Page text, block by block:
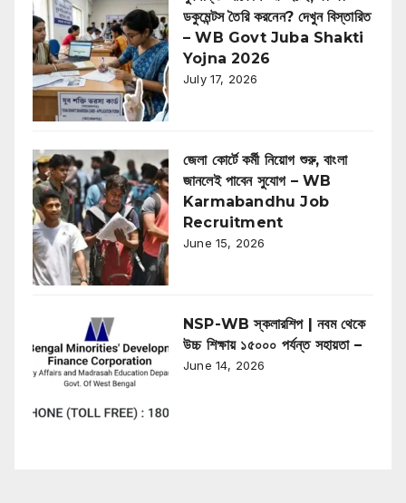
ডকুমেন্টস তৈরি করনেন? দেখুন বিস্তারিত
– WB Govt Juba Shakti
Yojna 2026
July 17, 2026
জেলা কোর্টে কর্মী নিয়োগ শুরু, বাংলা
জানলেই পাবেন সুযোগ – WB
Karmabandhu Job
Recruitment
June 15, 2026
NSP-WB স্কলারশিপ | নবম থেকে
উচ্চ শিক্ষায় ১৫০০০ পর্যন্ত সহায়তা –
June 14, 2026